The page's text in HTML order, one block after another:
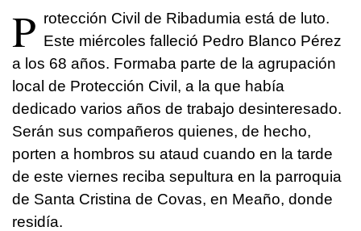
P rotección Civil de Ribadumia está de luto.
Este miércoles falleció Pedro Blanco Pérez
a los 68 años. Formaba parte de la agrupación
local de Protección Civil, a la que había
dedicado varios años de trabajo desinteresado.
Serán sus compañeros quienes, de hecho,
porten a hombros su ataud cuando en la tarde
de este viernes reciba sepultura en la parroquia
de Santa Cristina de Covas, en Meaño, donde
residía.